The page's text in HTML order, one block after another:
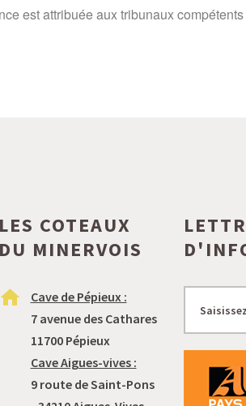
est attribuée aux tribunaux
LES COTEAUX
DU MINERVOIS
Cave de Pépieux :
7 avenue des Cathares
11700 Pépieux
Cave Aigues-vives :
9 route de Saint-Pons